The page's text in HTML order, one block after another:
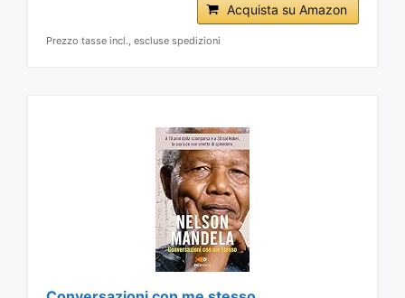
Acquista su Amazon
Prezzo tasse incl., escluse spedizioni